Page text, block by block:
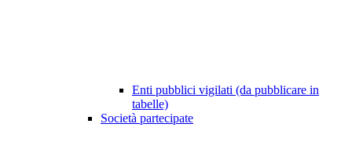
Enti pubblici vigilati (da pubblicare in
tabelle)
Società partecipate